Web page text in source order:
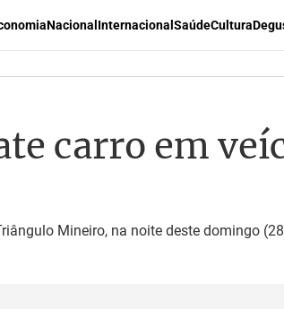
Nacional Internacional SaúdeCultura
carro em
Mineiro, na noite deste domingo